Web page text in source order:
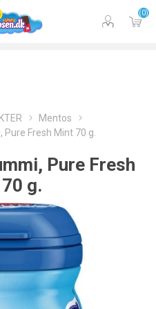
(0)
Mentos
Fresh Mint 70 g.
Pure Fresh
g.